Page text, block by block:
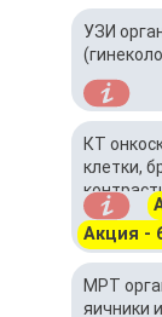
УЗИ
КТ
клетки,
Акция -
МРТ
яичники